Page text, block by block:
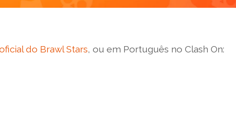
do Brawl Stars, ou em Português no Clash On: